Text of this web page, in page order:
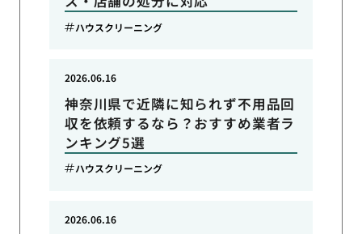
ハウスクリーニング
神奈川県で近隣に知られず不用品回
収を依頼するなら？おすすめ業者ラ
ンキング5選
2026.06.16
ハウスクリーニング
2026.06.16